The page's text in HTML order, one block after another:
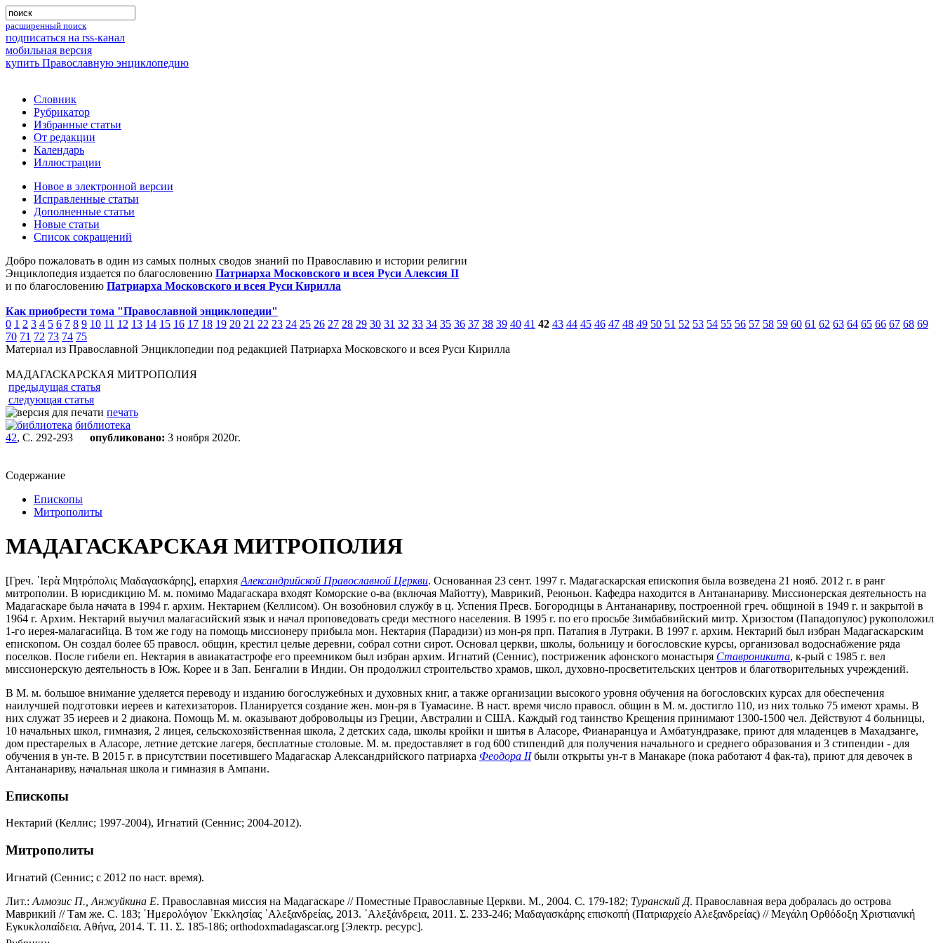
расширенный поиск
подписаться на rss-канал
мобильная версия
купить Православную энциклопедию
Словник
Рубрикатор
Избранные статьи
От редакции
Календарь
Иллюстрации
Новое в электронной версии
Исправленные статьи
Дополненные статьи
Новые статьи
Список сокращений
Добро пожаловать в один из самых полных сводов знаний по Православию и истории религии
Энциклопедия издается по благословению Патриарха Московского и всея Руси Алексия II
и по благословению Патриарха Московского и всея Руси Кирилла
Как приобрести тома "Православной энциклопедии"
0 1 2 3 4 5 6 7 8 9 10 11 12 13 14 15 16 17 18 19 20 21 22 23 24 25 26 27 28 29 30 31 32 33 34 35 36 37 38 39 40 41 42 43 44 45 46 47 48 49 50 51 52 53 54 55 56 57 58 59 60 61 62 63 64 65 66 67 68 69
70 71 72 73 74 75
Материал из Православной Энциклопедии под редакцией Патриарха Московского и всея Руси Кирилла
МАДАГАСКАРСКАЯ МИТРОПОЛИЯ
предыдущая статья
следующая статья
печать
библиотека
42, С. 292-293 опубликовано: 3 ноября 2020г.
Содержание
Епископы
Митрополиты
МАДАГАСКАРСКАЯ МИТРОПОЛИЯ
[Греч. ῾Ιερὰ Μητρόπολις Μαδαγασκάρης], епархия Александрийской Православной Церкви. Основанная 23 сент. 1997 г. Мадагаскарская епископия была возведена 21 нояб. 2012 г. в ранг
митрополии. В юрисдикцию М. м. помимо Мадагаскара входят Коморские о-ва (включая Майотту), Маврикий, Реюньон. Кафедра находится в Антананариву. Миссионерская деятельность на
Мадагаскаре была начата в 1994 г. архим. Нектарием (Келлисом). Он возобновил службу в ц. Успения Пресв. Богородицы в Антананариву, построенной греч. общиной в 1949 г. и закрытой в
1964 г. Архим. Нектарий выучил малагасийский язык и начал проповедовать среди местного населения. В 1995 г. по его просьбе Зимбабвийский митр. Хризостом (Пападопулос) рукоположил
1-го иерея-малагасийца. В том же году на помощь миссионеру прибыла мон. Нектария (Парадизи) из мон-ря прп. Патапия в Лутраки. В 1997 г. архим. Нектарий был избран Мадагаскарским
епископом. Он создал более 65 правосл. общин, крестил целые деревни, собрал сотни сирот. Основал церкви, школы, больницу и богословские курсы, организовал водоснабжение ряда
поселков. После гибели еп. Нектария в авиакатастрофе его преемником был избран архим. Игнатий (Сеннис), постриженик афонского монастыря Ставроникита, к-рый с 1985 г. вел
миссионерскую деятельность в Юж. Корее и в Зап. Бенгалии в Индии. Он продолжил строительство храмов, школ, духовно-просветительских центров и благотворительных учреждений.
В М. м. большое внимание уделяется переводу и изданию богослужебных и духовных книг, а также организации высокого уровня обучения на богословских курсах для обеспечения
наилучшей подготовки иереев и катехизаторов. Планируется создание жен. мон-ря в Туамасине. В наст. время число правосл. общин в М. м. достигло 110, из них только 75 имеют храмы. В
них служат 35 иереев и 2 диакона. Помощь М. м. оказывают добровольцы из Греции, Австралии и США. Каждый год таинство Крещения принимают 1300-1500 чел. Действуют 4 больницы,
10 начальных школ, гимназия, 2 лицея, сельскохозяйственная школа, 2 детских сада, школы кройки и шитья в Аласоре, Фианаранцуа и Амбатундразаке, приют для младенцев в Махадзанге,
дом престарелых в Аласоре, летние детские лагеря, бесплатные столовые. М. м. предоставляет в год 600 стипендий для получения начального и среднего образования и 3 стипендии - для
обучения в ун-те. В 2015 г. в присутствии посетившего Мадагаскар Александрийского патриарха Феодора IIбыли открыты ун-т в Манакаре (пока работают 4 фак-та), приют для девочек в
Антананариву, начальная школа и гимназия в Ампани.
Епископы
Нектарий (Келлис; 1997-2004), Игнатий (Сеннис; 2004-2012).
Митрополиты
Игнатий (Сеннис; с 2012 по наст. время).
Лит.: Алмозис П., Анжуйкина Е. Православная миссия на Мадагаскаре // Поместные Православные Церкви. М., 2004. С. 179-182; Туранский Д. Православная вера добралась до острова
Маврикий // Там же. С. 183; ῾Ημερολόγιον ᾿Εκκλησίας ᾿Αλεξανδρείας, 2013. ᾿Αλεξάνδρεια, 2011. Σ. 233-246; Μαδαγασκάρης επισκοπή (Πατριαρχείο Αλεξανδρείας) // Μεγάλη Ορθόδοξη Χριστιανική
Εγκυκλοπαίδεια. Αθήνα, 2014. Τ. 11. Σ. 185-186; orthodoxmadagascar.org [Электр. ресурс].